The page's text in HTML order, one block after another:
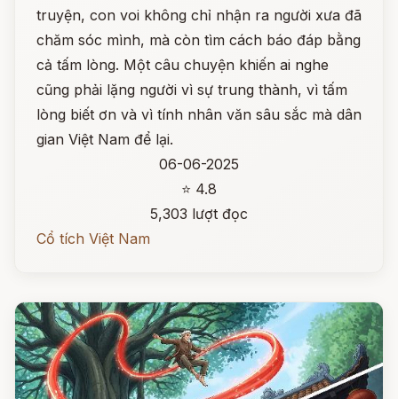
truyện, con voi không chỉ nhận ra người xưa đã
chăm sóc mình, mà còn tìm cách báo đáp bằng
cả tấm lòng. Một câu chuyện khiến ai nghe
cũng phải lặng người vì sự trung thành, vì tấm
lòng biết ơn và vì tính nhân văn sâu sắc mà dân
gian Việt Nam để lại.
06-06-2025
⭐ 4.8
5,303 lượt đọc
Cổ tích Việt Nam